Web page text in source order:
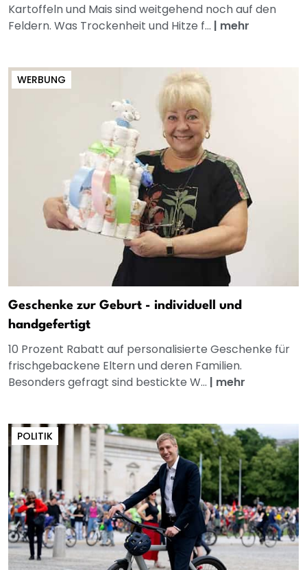
Kartoffeln und Mais sind weitgehend noch auf den
Feldern. Was Trockenheit und Hitze f... | mehr
WERBUNG
Geschenke zur Geburt - individuell und
handgefertigt
10 Prozent Rabatt auf personalisierte Geschenke für
frischgebackene Eltern und deren Familien.
Besonders gefragt sind bestickte W... | mehr
POLITIK